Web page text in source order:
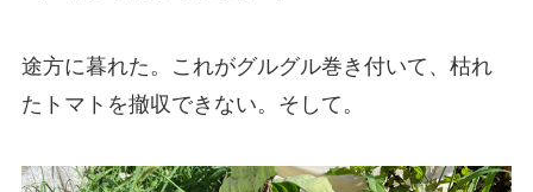
途方に暮れた。これがグルグル巻き付いて、枯れ
たトマトを撤収できない。そして。